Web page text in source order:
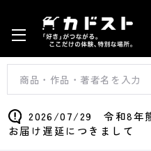
2026/07/29 令和8年
お届け遅延につきまして